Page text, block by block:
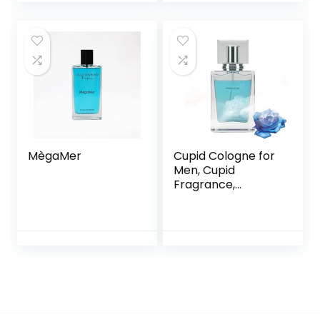
MègaMer
Cupid Cologne for
Men, Cupid
Fragrance,